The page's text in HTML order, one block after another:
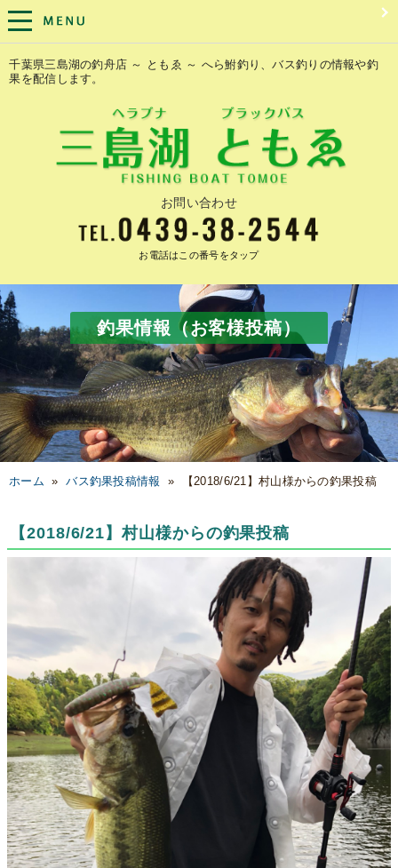
千葉県三島湖の釣舟店 ～ ともゑ ～ へら鮒釣り、バス釣りの情報や釣
果を配信します。
お問い合わせ
お電話はこの番号をタップ
釣果情報（お客様投稿）
ホーム »バス釣果投稿情報 » 【2018/6/21】村山様からの釣果投稿
【2018/6/21】村山様からの釣果投稿